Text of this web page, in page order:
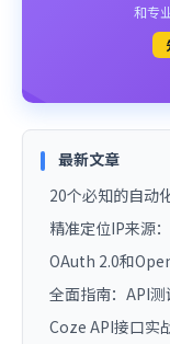
和专
最新文章
20个必知的自动
精准定位IP来源
OAuth 2.0和
全面指南：API
Coze API接口实